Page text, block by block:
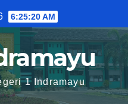
6:25:20 AM
1 Indramayu